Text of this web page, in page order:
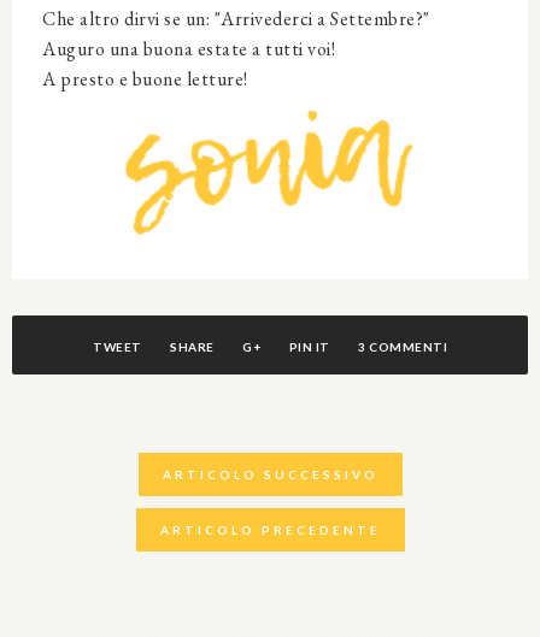
Che altro dirvi se un: "Arrivederci a Settembre?"
Auguro una buona estate a tutti voi!
A presto e buone letture!
TWEET SHARE G+ PIN IT 3 COMMENTI
ARTICOLO SUCCESSIVO
ARTICOLO PRECEDENTE